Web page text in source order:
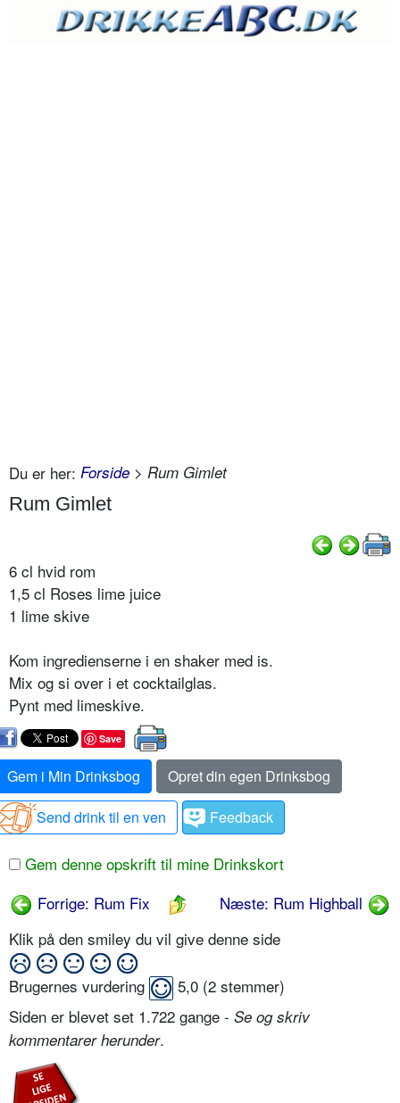
Du er her: Forside > Rum Gimlet
Rum Gimlet
6 cl hvid rom
1,5 cl Roses lime juice
1 lime skive
Kom ingredienserne i en shaker med is.
Mix og si over i et cocktailglas.
Pynt med limeskive.
Save
Gem i Min Drinksbog
Opret din egen Drinksbog
Send drink til en ven
Feedback
Gem denne opskrift til mine Drinkskort
Forrige: Rum Fix
Næste: Rum Highball
Klik på den smiley du vil give denne side
Brugernes vurdering 5,0 (2 stemmer)
Siden er blevet set 1.722 gange - Se og skriv
kommentarer herunder.